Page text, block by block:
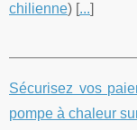
chilienne) [...]
Sécurisez vos
pompe à chaleur